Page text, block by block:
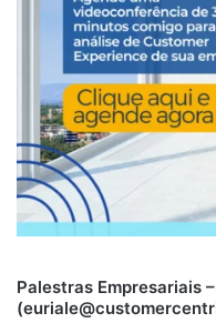
Palestras Empresariais